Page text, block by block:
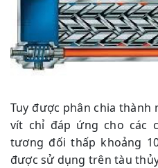
Tuy được phân chia
vít chỉ đáp ứng cho các
tương đối thấp khoảng
được sử dụng trên tàu